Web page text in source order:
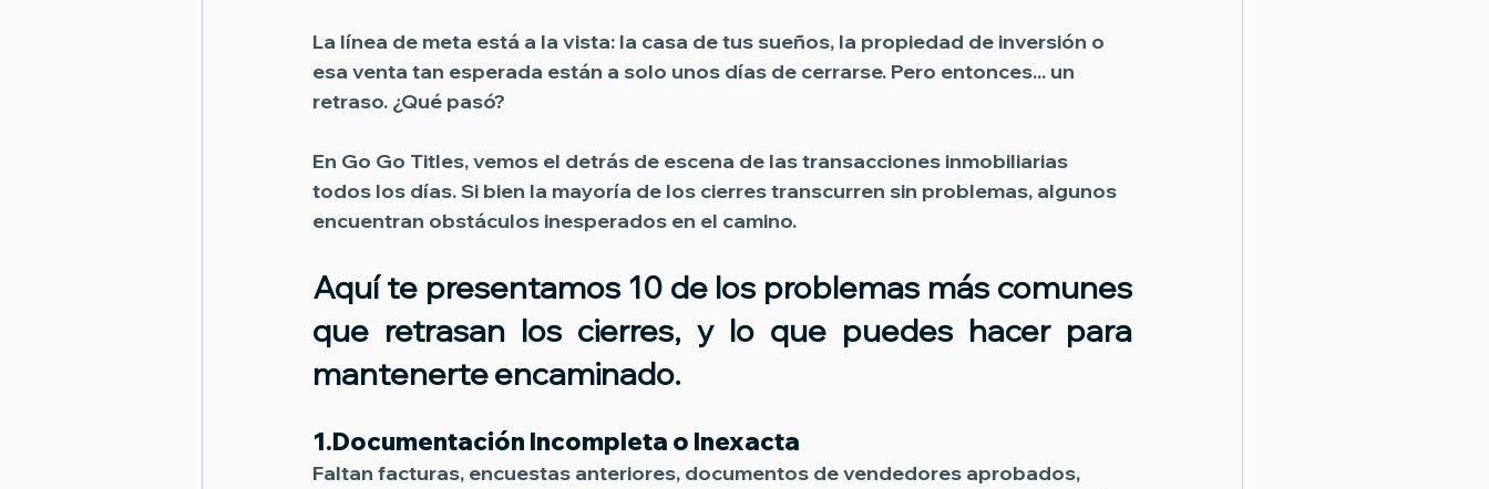
La línea de meta está a la vista: la casa de tus sueños, la propiedad de inversión o
esa venta tan esperada están a solo unos días de cerrarse. Pero entonces... un
retraso. ¿Qué pasó?
En Go Go Titles, vemos el detrás de escena de las transacciones inmobiliarias
todos los días. Si bien la mayoría de los cierres transcurren sin problemas, algunos
encuentran obstáculos inesperados en el camino.
Aquí te presentamos 10 de los problemas más comunes
que retrasan los cierres, y lo que puedes hacer para
mantenerte encaminado.
1.Documentación Incompleta o Inexacta
Faltan facturas, encuestas anteriores, documentos de vendedores aprobados,